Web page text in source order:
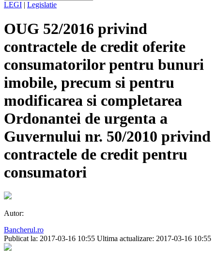
LEGI | Legislatie
OUG 52/2016 privind
contractele de credit oferite
consumatorilor pentru bunuri
imobile, precum si pentru
modificarea si completarea
Ordonantei de urgenta a
Guvernului nr. 50/2010 privind
contractele de credit pentru
consumatori
Autor:
Bancherul.ro
Publicat la: 2017-03-16 10:55 Ultima actualizare: 2017-03-16 10:55